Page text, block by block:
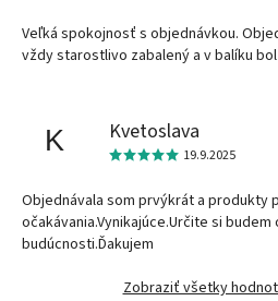
Veľká spokojnosť s objednávkou.
vždy starostlivo zabalený a v balíku
K Kvetoslava
19.9.2025
Objednávala som prvýkrát a produkty
očakávania.Vynikajúce.Určite si
budúcnosti.Ďakujem
Zobraziť všetky